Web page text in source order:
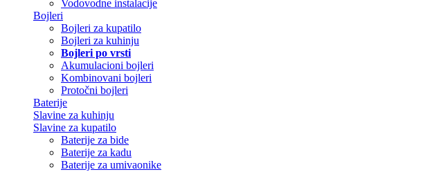
Vodovodne instalacije
Bojleri
Bojleri za kupatilo
Bojleri za kuhinju
Bojleri po vrsti
Akumulacioni bojleri
Kombinovani bojleri
Protočni bojleri
Baterije
Slavine za kuhinju
Slavine za kupatilo
Baterije za bide
Baterije za kadu
Baterije za umivaonike